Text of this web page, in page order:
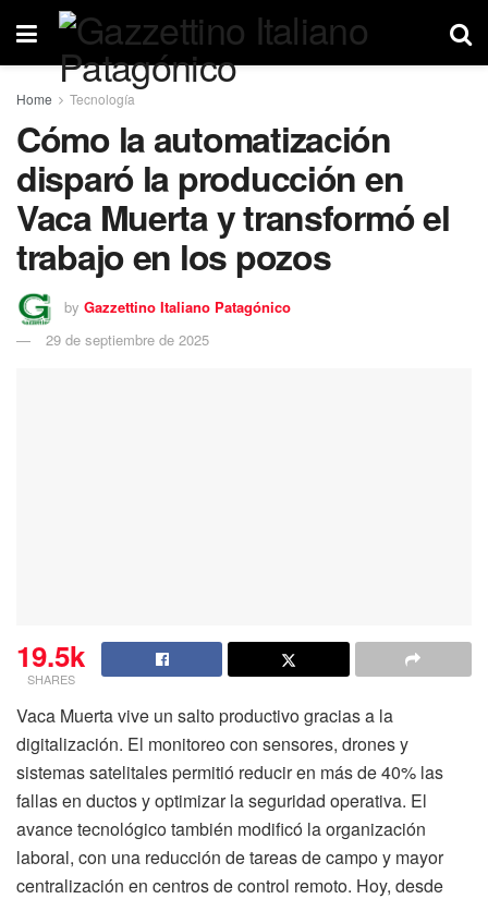
Home Tecnología
Cómo la automatización
disparó la producción en
Vaca Muerta y transformó el
trabajo en los pozos
by Gazzettino Italiano Patagónico
29 de septiembre de 2025
19.5k
SHARES
Vaca Muerta vive un salto productivo gracias a la
digitalización. El monitoreo con sensores, drones y
sistemas satelitales permitió reducir en más de 40% las
fallas en ductos y optimizar la seguridad operativa. El
avance tecnológico también modificó la organización
laboral, con una reducción de tareas de campo y mayor
centralización en centros de control remoto. Hoy, desde